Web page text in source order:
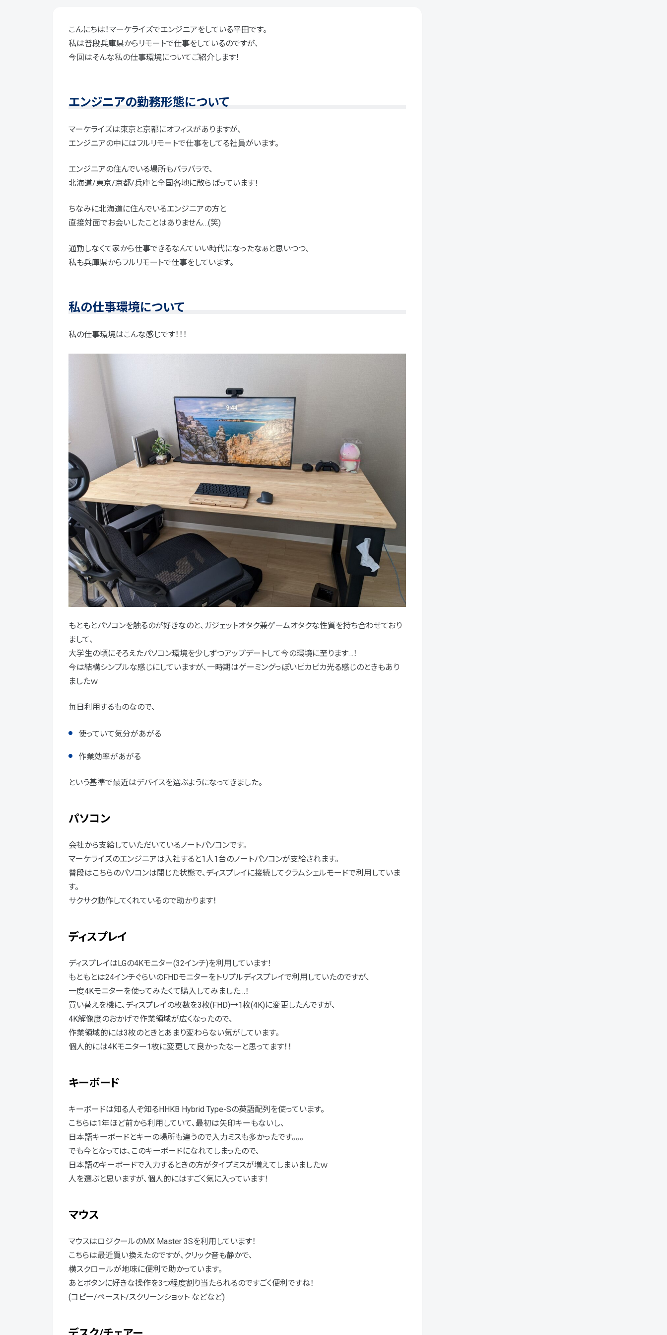
こんにちは！マーケライズでエンジニアをしている平田です。
私は普段兵庫県からリモートで仕事をしているのですが、
今回はそんな私の仕事環境についてご紹介します！
エンジニアの勤務形態について
マーケライズは東京と京都にオフィスがありますが、
エンジニアの中にはフルリモートで仕事をしてる社員がいます。
エンジニアの住んでいる場所もバラバラで、
北海道/東京/京都/兵庫と全国各地に散らばっています！
ちなみに北海道に住んでいるエンジニアの方と
直接対面でお会いしたことはありません…(笑)
通勤しなくて家から仕事できるなんていい時代になったなぁと思いつつ、
私も兵庫県からフルリモートで仕事をしています。
私の仕事環境について
私の仕事環境はこんな感じです！！！
もともとパソコンを触るのが好きなのと、ガジェットオタク兼ゲームオタクな性質を持ち合わせており
まして、
大学生の頃にそろえたパソコン環境を少しずつアップデートして今の環境に至ります…！
今は結構シンプルな感じにしていますが、一時期はゲーミングっぽいピカピカ光る感じのときもあり
ましたｗ
毎日利用するものなので、
使っていて気分があがる
作業効率があがる
という基準で最近はデバイスを選ぶようになってきました。
パソコン
会社から支給していただいているノートパソコンです。
マーケライズのエンジニアは入社すると1人1台のノートパソコンが支給されます。
普段はこちらのパソコンは閉じた状態で、ディスプレイに接続してクラムシェルモードで利用していま
す。
サクサク動作してくれているので助かります！
ディスプレイ
ディスプレイはLGの4Kモニター(32インチ)を利用しています！
もともとは24インチぐらいのFHDモニターをトリプルディスプレイで利用していたのですが、
一度4Kモニターを使ってみたくて購入してみました…！
買い替えを機に、ディスプレイの枚数を3枚(FHD)→1枚(4K)に変更したんですが、
4K解像度のおかげで作業領域が広くなったので、
作業領域的には3枚のときとあまり変わらない気がしています。
個人的には4Kモニター1枚に変更して良かったなーと思ってます！！
キーボード
キーボードは知る人ぞ知るHHKB Hybrid Type-Sの英語配列を使っています。
こちらは1年ほど前から利用していて、最初は矢印キーもないし、
日本語キーボードとキーの場所も違うので入力ミスも多かったです。。。
でも今となっては、このキーボードになれてしまったので、
日本語のキーボードで入力するときの方がタイプミスが増えてしまいましたｗ
人を選ぶと思いますが、個人的にはすごく気に入っています！
マウス
マウスはロジクールのMX Master 3Sを利用しています！
こちらは最近買い換えたのですが、クリック音も静かで、
横スクロールが地味に便利で助かっています。
あとボタンに好きな操作を3つ程度割り当たられるのですごく便利ですね！
(コピー/ペースト/スクリーンショット などなど)